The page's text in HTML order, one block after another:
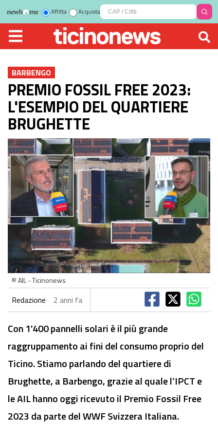
Affitta Acquista
BARBENGO
PREMIO FOSSIL FREE 2023:
L'ESEMPIO DEL QUARTIERE
BRUGHETTE
© AIL - Ticinonews
Redazione 2 anni fa
Con 1'400 pannelli solari è il più grande
raggruppamento ai fini del consumo proprio del
Ticino. Stiamo parlando del quartiere di
Brughette, a Barbengo, grazie al quale l’IPCT e
le AIL hanno oggi ricevuto il Premio Fossil Free
2023 da parte del WWF Svizzera Italiana.